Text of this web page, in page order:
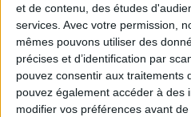
et de contenu, des études
services. Avec votre permission,
mêmes pouvons utiliser des
précises et d’identification par
pouvez consentir aux traitements
pouvez également accéder à des
modifier vos préférences avant
DO YOU KNOW